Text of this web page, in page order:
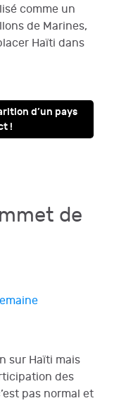
comme un
de Marines,
Haïti dans
d’un pays
!
de
sur Haïti mais
des
pas normal et